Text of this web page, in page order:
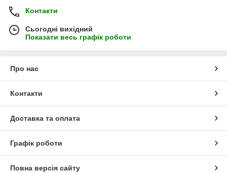
Контакти
Сьогодні вихідний
Показати весь графік роботи
Про нас
Контакти
Доставка та оплата
Графік роботи
Повна версія сайту